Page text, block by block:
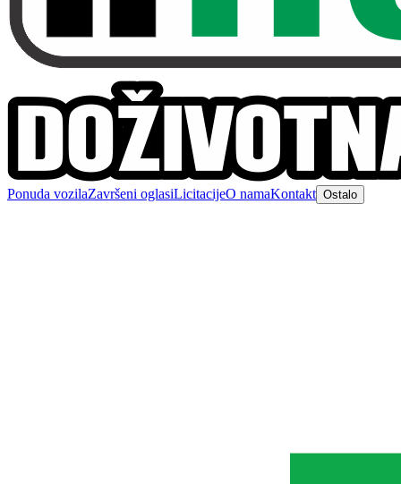
Ponuda vozilaZavršeni oglasiLicitacijeO namaKontakt Ostalo